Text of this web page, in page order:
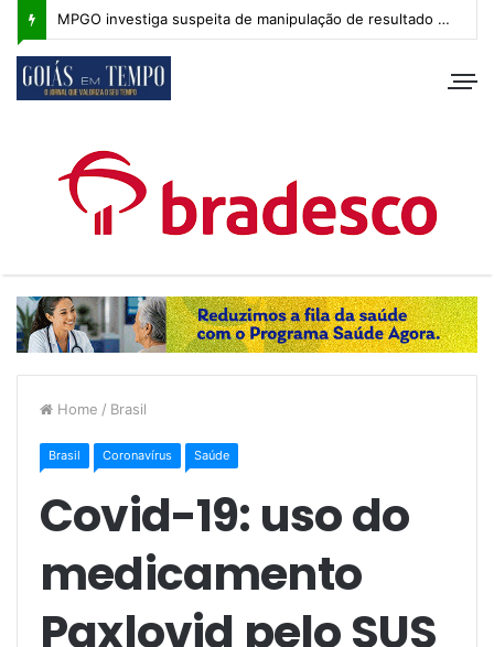
MPGO investiga suspeita de manipulação de resultado na Copa Goiás Sub-20
Home / Brasil
Brasil Coronavírus Saúde
Covid-19: uso do
medicamento
Paxlovid pelo SUS